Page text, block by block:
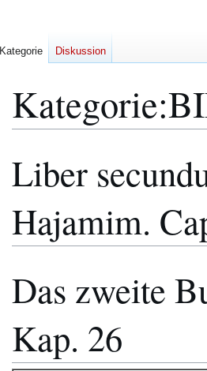
Kategorie:
Navigation
Suche
Liber
Hajamim.
Das zweite
Kap. 26
Kategorie Diskussion